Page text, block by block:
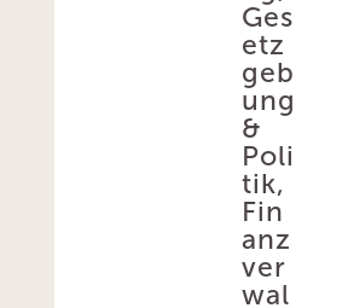
Ges
etz
geb
ung
&
Poli
tik,
Fin
anz
ver
wal